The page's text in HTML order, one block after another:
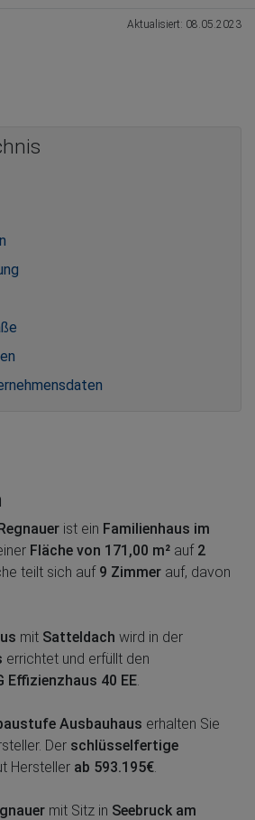
Aktualisiert: 08.05.2023
ist ein Familienhaus im
Fläche von 171,00 m² auf 2
teilt sich auf 9 Zimmer auf, davon
mit Satteldach wird in der
errichtet und erfüllt den
Effizienzhaus 40 EE
Ausbauhaus erhalten Sie
Der schlüsselfertige
Hersteller ab 593.195€
mit Sitz in Seebruck am